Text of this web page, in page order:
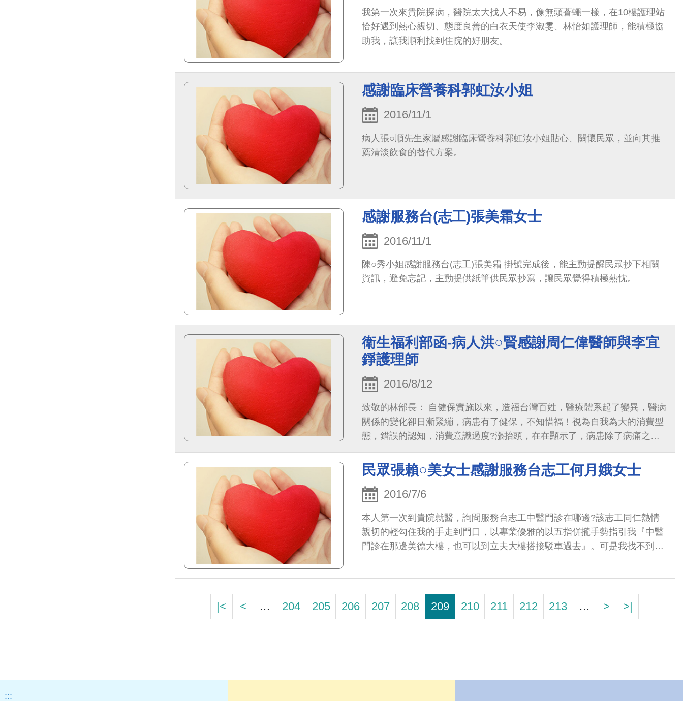
我第一次來貴院探病，醫院太大找人不易，像無頭蒼蠅一樣，在10樓護理站
恰好遇到熱心親切、態度良善的白衣天使李淑雯、林怡如護理師，能積極協
助我，讓我順利找到住院的好朋友。
感謝臨床營養科郭虹汝小姐
2016/11/1
病人張○順先生家屬感謝臨床營養科郭虹汝小姐貼心、關懷民眾，並向其推
薦清淡飲食的替代方案。
感謝服務台(志工)張美霜女士
2016/11/1
陳○秀小姐感謝服務台(志工)張美霜 掛號完成後，能主動提醒民眾抄下相關
資訊，避免忘記，主動提供紙筆供民眾抄寫，讓民眾覺得積極熱忱。
衛生福利部函-病人洪○賢感謝周仁偉醫師與李宜
錚護理師
2016/8/12
致敬的林部長： 自健保實施以來，造福台灣百姓，醫療體系起了變異，醫病
關係的變化卻日漸緊繃，病患有了健保，不知惜福！視為自我為大的消費型
態，錯誤的認知，消費意識過度?漲抬頭，在在顯示了，病患除了病痛之
的責任與認知義務，亟待教育，讓病患明確了解，醫師是減緩病患的病痛，
全世界任何一個醫療機構無法保證病患百分之百的痊癒，更無法百分之百的
延長壽命!只能減緩或根除病痛，最終仍須仰賴自身家族遺傳基因及自身免疫
經修復後還能如新的功能與馬力，這樣的認知 教育部卻沒有從小教育百姓正
確的觀念與心態，顯現了台灣教育另一環節單元的失敗。 個人於103年1月
及105年7月分別身體違和上腹部疼痛前往中國醫藥大學附設醫院看診治療，
限感恩！ 感恩再感恩！每次門診掛號周大醫師多次掛號排序70到120號之
間，不論下午診或夜間診，只看到周大醫師對病患貼心！用心！親切的問診
對症下藥處置，往往下午診都看到晚上8~9點以後，夜間診也都看到已掛號
的病患全部診療完成才下班，看到在外等候的病患都很有耐心，面帶安心，
民眾張賴○美女士感謝服務台志工何月娥女士
2016/7/6
本人第一次到貴院就醫，詢問服務台志工中醫門診在哪邊?該志工同仁熱情
親切的輕勾住我的手走到門口，以專業優雅的以五指併攏手勢指引我『中醫
門診在那邊美德大樓，也可以到立夫大樓搭接駁車過去』。可是我找不到搭
|< < … 204 205 206 207 208 209 210 211 212 213 … > >|
:::